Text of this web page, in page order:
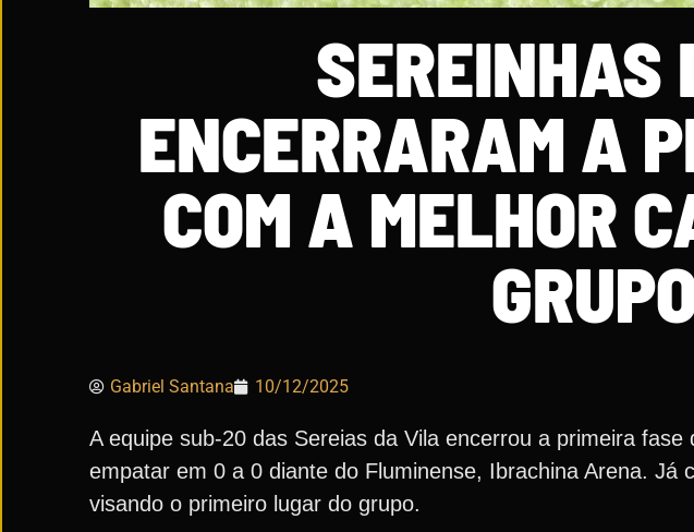
ENCERRARAM A
COM A MELHOR
Gabriel Santana 10/12/2025
A equipe sub-20 das Sereias da Vila encerrou a primeira
empatar em 0 a 0 diante do Fluminense, Ibrachina Arena. Já
visando o primeiro lugar do grupo.